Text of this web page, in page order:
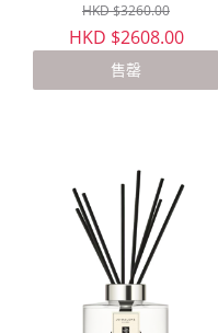
HKD $3260.00
HKD $2608.00
售罄